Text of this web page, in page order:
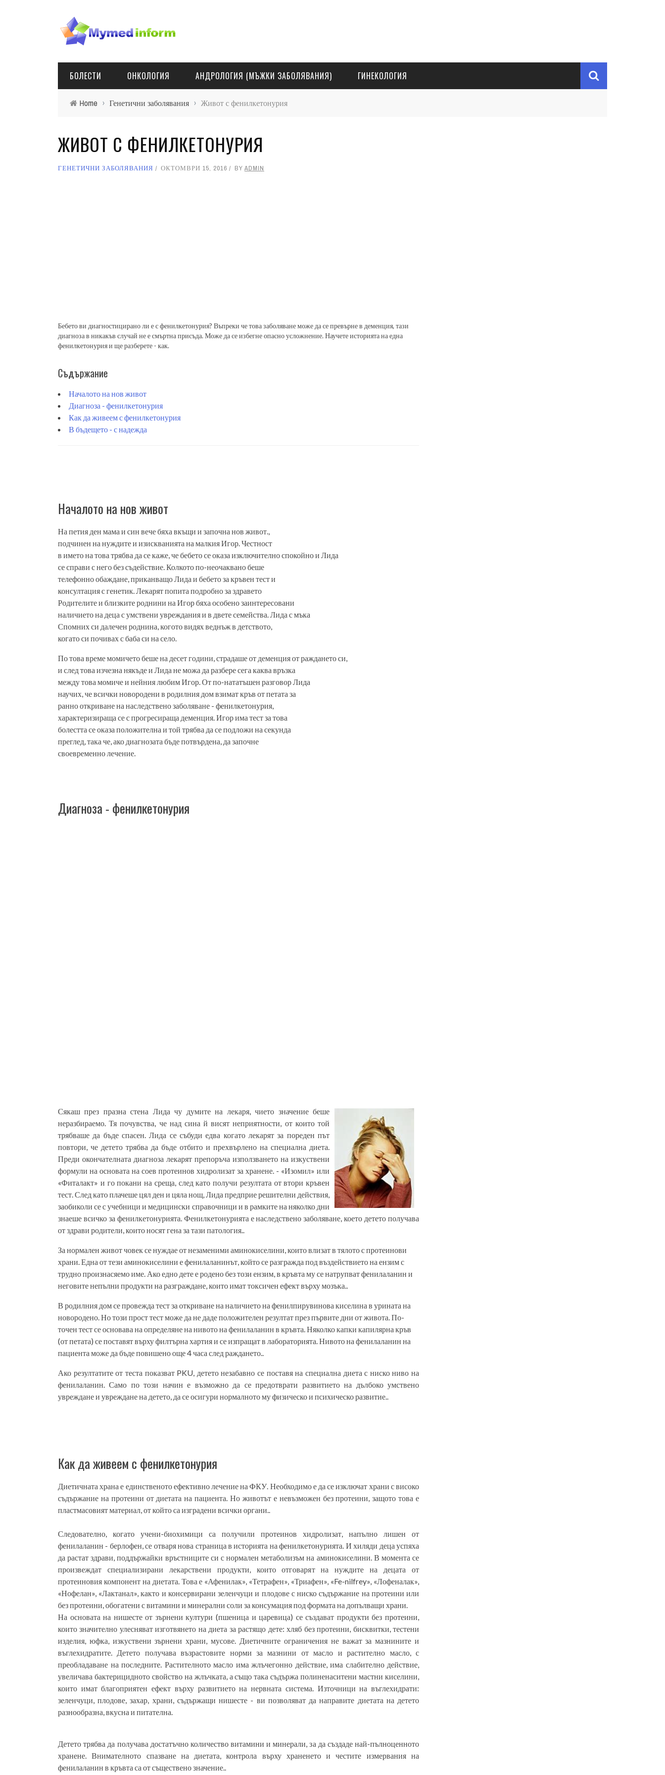
БОЛЕСТИ ОНКОЛОГИЯ АНДРОЛОГИЯ (МЪЖКИ ЗАБОЛЯВАНИЯ) ГИНЕКОЛОГИЯ
Home › Генетични заболявания › Живот с фенилкетонурия
ЖИВОТ С ФЕНИЛКЕТОНУРИЯ
ГЕНЕТИЧНИ ЗАБОЛЯВАНИЯ ОКТОМВРИ 15, 2016 BY ADMIN
Бебето ви диагностицирано ли е с фенилкетонурия? Въпреки че това заболяване може да се превърне в деменция, тази
диагноза в никакъв случай не е смъртна присъда. Може да се избегне опасно усложнение. Научете историята на една
фенилкетонурия и ще разберете - как.
Съдържание
Началото на нов живот
Диагноза - фенилкетонурия
Как да живеем с фенилкетонурия
В бъдещето - с надежда
Началото на нов живот
На петия ден мама и син вече бяха вкъщи и започна нов живот.,
подчинен на нуждите и изискванията на малкия Игор. Честност
в името на това трябва да се каже, че бебето се оказа изключително спокойно и Лида
се справи с него без съдействие. Колкото по-неочаквано беше
телефонно обаждане, приканващо Лида и бебето за кръвен тест и
консултация с генетик. Лекарят попита подробно за здравето
Родителите и близките роднини на Игор бяха особено заинтересовани
наличието на деца с умствени увреждания и в двете семейства. Лида с мъка
Спомних си далечен роднина, когото видях веднъж в детството,
когато си почивах с баба си на село.
По това време момичето беше на десет години, страдаше от деменция от раждането си,
и след това изчезна някъде и Лида не можа да разбере сега каква връзка
между това момиче и нейния любим Игор. От по-нататъшен разговор Лида
научих, че всички новородени в родилния дом взимат кръв от петата за
ранно откриване на наследствено заболяване - фенилкетонурия,
характеризираща се с прогресираща деменция. Игор има тест за това
болестта се оказа положителна и той трябва да се подложи на секунда
преглед, така че, ако диагнозата бъде потвърдена, да започне
своевременно лечение.
Диагноза - фенилкетонурия
Сякаш през празна стена Лида чу думите на лекаря, чието значение беше
неразбираемо. Тя почувства, че над сина й висят неприятности, от които той
трябваше да бъде спасен. Лида се събуди едва когато лекарят за пореден път
повтори, че детето трябва да бъде отбито и прехвърлено на специална диета.
Преди окончателната диагноза лекарят препоръча използването на изкуствени
формули на основата на соев протеинов хидролизат за хранене. - «Изомил» или
«Фиталакт» и го покани на среща, след като получи резултата от втори кръвен
тест. След като плачеше цял ден и цяла нощ, Лида предприе решителни действия,
заобиколи се с учебници и медицински справочници и в рамките на няколко дни
знаеше всичко за фенилкетонурията. Фенилкетонурията е наследствено заболяване, което детето получава
от здрави родители, които носят гена за тази патология..
За нормален живот човек се нуждае от незаменими аминокиселини, които влизат в тялото с протеинови
храни. Една от тези аминокиселини е фенилаланинът, който се разгражда под въздействието на ензим с
трудно произнасяемо име. Ако едно дете е родено без този ензим, в кръвта му се натрупват фенилаланин и
неговите непълни продукти на разграждане, които имат токсичен ефект върху мозъка..
В родилния дом се провежда тест за откриване на наличието на фенилпирувинова киселина в урината на
новородено. Но този прост тест може да не даде положителен резултат през първите дни от живота. По-
точен тест се основава на определяне на нивото на фенилаланин в кръвта. Няколко капки капилярна кръв
(от петата) се поставят върху филтърна хартия и се изпращат в лабораторията. Нивото на фенилаланин на
пациента може да бъде повишено още 4 часа след раждането..
Ако резултатите от теста показват PKU, детето незабавно се поставя на специална диета с ниско ниво на
фенилаланин. Само по този начин е възможно да се предотврати развитието на дълбоко умствено
увреждане и увреждане на детето, да се осигури нормалното му физическо и психическо развитие..
Как да живеем с фенилкетонурия
Диетичната храна е единственото ефективно лечение на ФКУ. Необходимо е да се изключат храни с високо
съдържание на протеини от диетата на пациента. Но животът е невъзможен без протеини, защото това е
пластмасовият материал, от който са изградени всички органи..
Следователно, когато учени-биохимици са получили протеинов хидролизат, напълно лишен от
фенилаланин - берлофен, се отваря нова страница в историята на фенилкетонурията. И хиляди деца успяха
да растат здрави, поддържайки връстниците си с нормален метаболизъм на аминокиселини. В момента се
произвеждат специализирани лекарствени продукти, които отговарят на нуждите на децата от
протеиновия компонент на диетата. Това е «Афенилак», «Тетрафен», «Триафен», «Fe-nilfrey», «Лофеналак»,
«Нофелан», «Лактанал», както и консервирани зеленчуци и плодове с ниско съдържание на протеини или
без протеини, обогатени с витамини и минерални соли за консумация под формата на допълващи храни.
На основата на нишесте от зърнени култури (пшеница и царевица) се създават продукти без протеини,
които значително улесняват изготвянето на диета за растящо дете: хляб без протеини, бисквитки, тестени
изделия, юфка, изкуствени зърнени храни, мусове. Диетичните ограничения не важат за мазнините и
въглехидратите. Детето получава възрастовите норми за мазнини от масло и растително масло, с
преобладаване на последните. Растителното масло има жлъчегонно действие, има слабително действие,
увеличава бактерицидното свойство на жлъчката, а също така съдържа полиненаситени мастни киселини,
които имат благоприятен ефект върху развитието на нервната система. Източници на въглехидрати:
зеленчуци, плодове, захар, храни, съдържащи нишесте - ви позволяват да направите диетата на детето
разнообразна, вкусна и питателна.
Детето трябва да получава достатъчно количество витамини и минерали, за да създаде най-пълноценното
хранене. Внимателното спазване на диетата, контрола върху храненето и честите измервания на
фенилаланин в кръвта са от съществено значение..